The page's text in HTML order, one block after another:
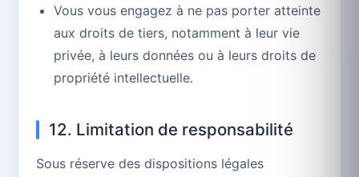
Vous vous engagez à ne pas porter atteinte
aux droits de tiers, notamment à leur vie
privée, à leurs données ou à leurs droits de
propriété intellectuelle.
12. Limitation de responsabilité
Sous réserve des dispositions légales